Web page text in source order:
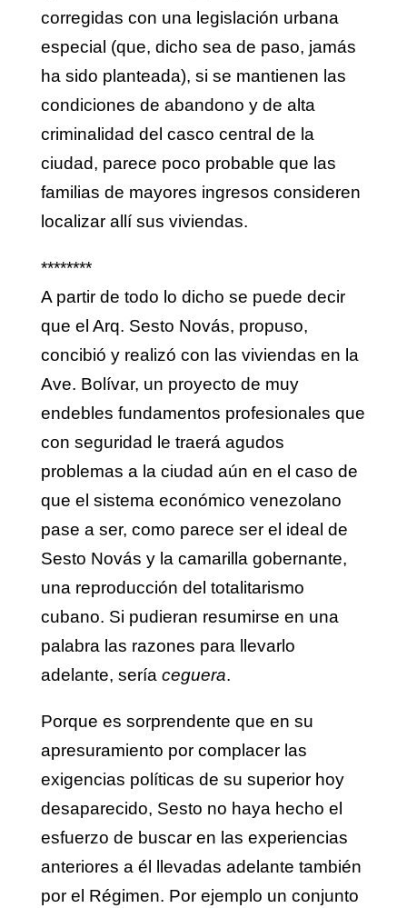
corregidas con una legislación urbana
especial (que, dicho sea de paso, jamás
ha sido planteada), si se mantienen las
condiciones de abandono y de alta
criminalidad del casco central de la
ciudad, parece poco probable que las
familias de mayores ingresos consideren
localizar allí sus viviendas.
********
A partir de todo lo dicho se puede decir
que el Arq. Sesto Novás, propuso,
concibió y realizó con las viviendas en la
Ave. Bolívar, un proyecto de muy
endebles fundamentos profesionales que
con seguridad le traerá agudos
problemas a la ciudad aún en el caso de
que el sistema económico venezolano
pase a ser, como parece ser el ideal de
Sesto Novás y la camarilla gobernante,
una reproducción del totalitarismo
cubano. Si pudieran resumirse en una
palabra las razones para llevarlo
adelante, sería ceguera.
Porque es sorprendente que en su
apresuramiento por complacer las
exigencias políticas de su superior hoy
desaparecido, Sesto no haya hecho el
esfuerzo de buscar en las experiencias
anteriores a él llevadas adelante también
por el Régimen. Por ejemplo un conjunto